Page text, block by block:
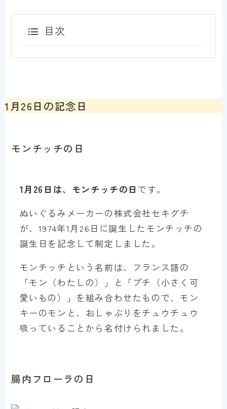
目次
1月26日の記念日
モンチッチの日
1月26日は、モンチッチの日 です。
ぬいぐるみメーカーの株式会社セキグチ
が、1974年1月26日に誕生したモンチッチの
誕生日を記念して制定しました。
モンチッチという名前は、フランス語の
「モン（わたしの）」と「プチ（小さく可
愛いもの）」を組み合わせたもので、モン
キーのモンと、おしゃぶりをチュウチュウ
吸っていることから名付けられました。
腸内フローラの日